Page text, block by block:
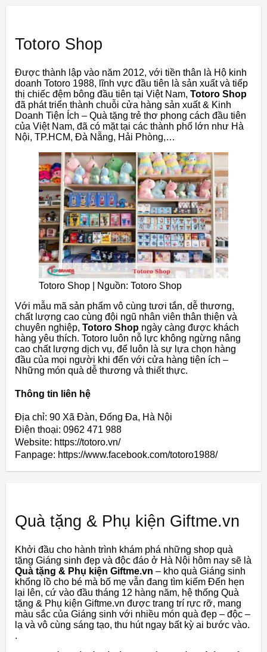
Totoro Shop
Được thành lập vào năm 2012, với tiền thân là Hộ kinh
doanh Totoro 1988, lĩnh vực đầu tiên là sản xuất và tiếp
thị chiếc đệm bông đầu tiên tại Việt Nam, Totoro Shop
đã phát triển thành chuỗi cửa hàng sản xuất & Kinh
Doanh Tiện Ích – Quà tặng trẻ thơ phong cách đầu tiên
của Việt Nam, đã có mặt tại các thành phố lớn như Hà
Nội, TP.HCM, Đà Nẵng, Hải Phòng,…
Totoro Shop | Nguồn: Totoro Shop
Với mẫu mã sản phẩm vô cùng tươi tắn, dễ thương,
chất lượng cao cùng đội ngũ nhân viên thân thiện và
chuyên nghiệp, Totoro Shop ngày càng được khách
hàng yêu thích. Totoro luôn nỗ lực không ngừng nâng
cao chất lượng dịch vụ, để luôn là sự lựa chọn hàng
đầu của mọi người khi đến với cửa hàng tiện ích –
Những món quà dễ thương và thiết thực.
Thông tin liên hệ
Địa chỉ: 90 Xã Đàn, Đống Đa, Hà Nội
Điện thoại: 0962 471 988
Website: https://totoro.vn/
Fanpage: https://www.facebook.com/totoro1988/
Quà tặng & Phụ kiện Giftme.vn
Khởi đầu cho hành trình khám phá những shop quà
tặng Giáng sinh đẹp và độc đáo ở Hà Nội hôm nay sẽ là
Quà tặng & Phụ kiện Giftme.vn – kho quà Giáng sinh
khổng lồ cho bé mà bố mẹ vẫn đang tìm kiếm Đến hẹn
lại lên, cứ vào đầu tháng 12 hàng năm, hệ thống Quà
tặng & Phụ kiện Giftme.vn được trang trí rực rỡ, mang
màu sắc của Giáng sinh với nhiều món quà đẹp – độc –
lạ và vô cùng sáng tạo, thu hút ngay bất kỳ ai bước vào.
.